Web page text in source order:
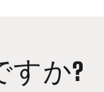
すか?